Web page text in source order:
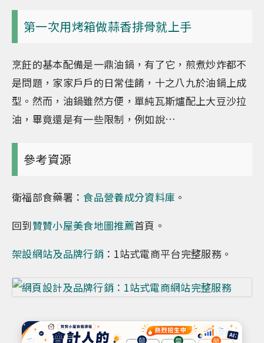
第一次用烤箱做蒜香排骨就上手
烹飪的基本配備是一鼎油鍋，有了它，煎煮炒炸都不
是問題，家家戶戶的日常佳餚，十之八九於油鍋上成
型。然而，油鍋雖然方便，單純瓦斯爐配上大豆沙拉
油，畢竟還是有一些限制，例如說…
參考資源
衛福部食藥署： 食品營養成分資料庫 。
回到贊贊小屋美食地圖推薦首頁。
架設網站及品牌行銷 ：1站式電商平台完整服務。